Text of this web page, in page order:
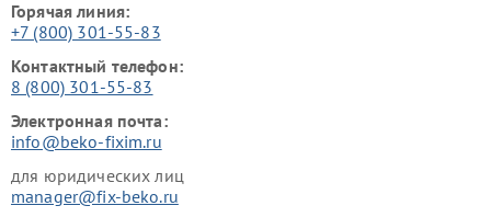
Горячая линия:
+7 (800) 301-55-83
Контактный телефон:
8 (800) 301-55-83
Электронная почта:
info@beko-fixim.ru
для юридических лиц
manager@fix-beko.ru